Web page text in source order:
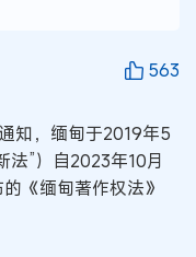
563
知，缅甸于2019年5
法”）自2023年10月
《缅甸著作权法》